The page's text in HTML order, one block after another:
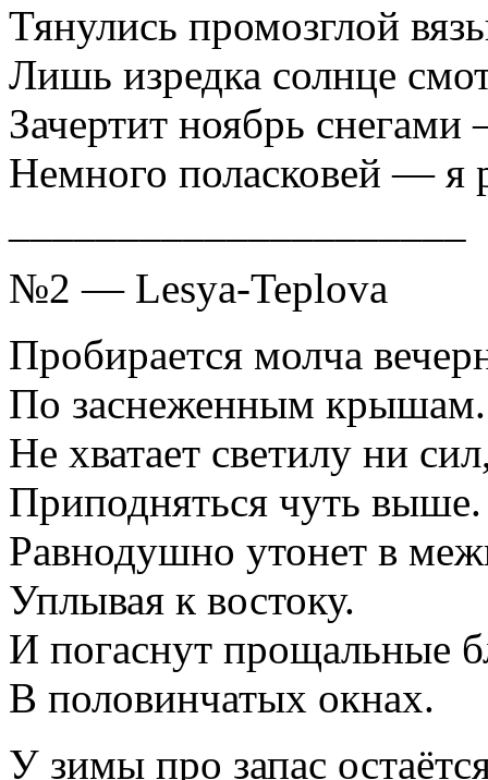
Тянулись промозглой
Лишь изредка солнце
Зачертит ноябрь
Немного поласковей — я
№2 — Lesya-Teplova
Пробирается молча
По заснеженным крышам.
Не хватает светилу ни
Приподняться чуть выше.
Равнодушно утонет в
Уплывая к востоку.
И погаснут прощальные
В половинчатых окнах.
У зимы про запас